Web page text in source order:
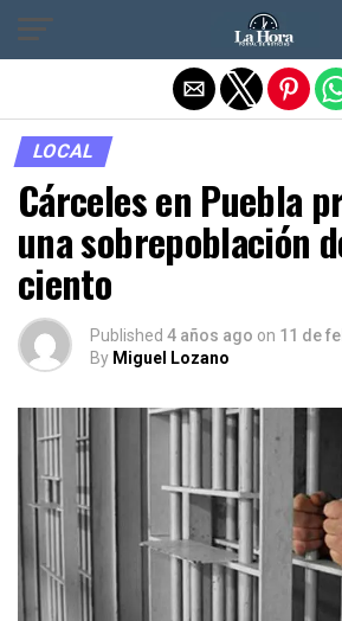
LOCAL
Cárceles en Puebla
una sobrepoblación
ciento
Published 4 años ago on 11 de
By Miguel Lozano
Salir de la versión